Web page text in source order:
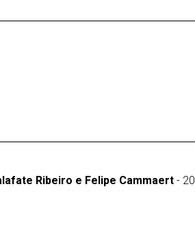
Ribeiro e Felipe Cammaert -